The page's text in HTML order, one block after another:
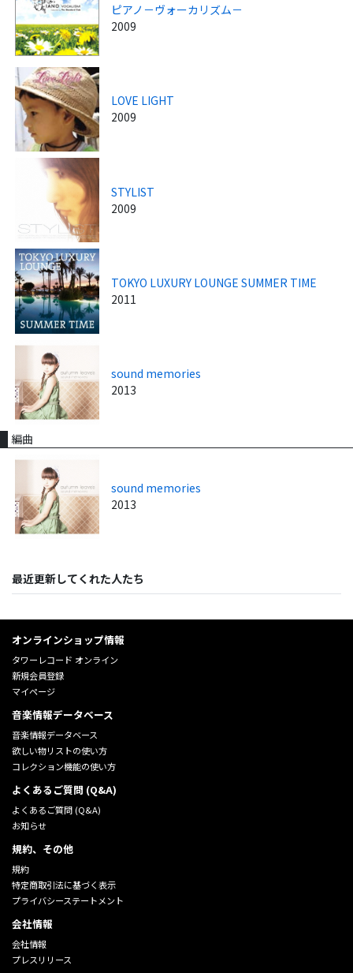
ピアノ－ヴォーカリズム－
2009
LOVE LIGHT
2009
STYLIST
2009
TOKYO LUXURY LOUNGE SUMMER TIME
2011
sound memories
2013
編曲
sound memories
2013
最近更新してくれた人たち
オンラインショップ情報
タワーレコード オンライン
新規会員登録
マイページ
音楽情報データベース
音楽情報データベース
欲しい物リストの使い方
コレクション機能の使い方
よくあるご質問 (Q&A)
よくあるご質問 (Q&A)
お知らせ
規約、その他
規約
特定商取引法に基づく表示
プライバシーステートメント
会社情報
会社情報
プレスリリース